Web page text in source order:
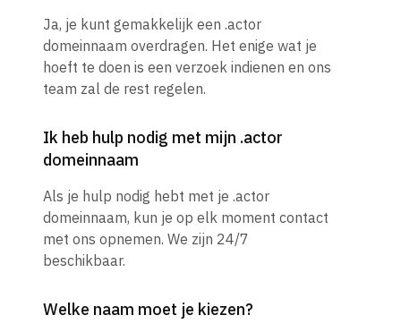
Ja, je kunt gemakkelijk een .actor
domeinnaam overdragen. Het enige wat je
hoeft te doen is een verzoek indienen en ons
team zal de rest regelen.
Ik heb hulp nodig met mijn .actor
domeinnaam
Als je hulp nodig hebt met je .actor
domeinnaam, kun je op elk moment contact
met ons opnemen. We zijn 24/7
beschikbaar.
Welke naam moet je kiezen?